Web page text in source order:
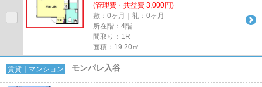
(管理費・共益費 3,000円)
敷：0ヶ月｜礼：0ヶ月
所在階：4階
間取り：1R
面積：19.20㎡
賃貸｜マンション モンパレ入谷